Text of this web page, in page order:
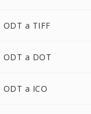
ODT a TIFF
ODT a DOT
ODT a ICO